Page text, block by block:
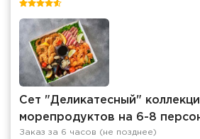
Сет "Деликатесный"
морепродуктов на 6-8
Заказ за 6 часов (не позднее)